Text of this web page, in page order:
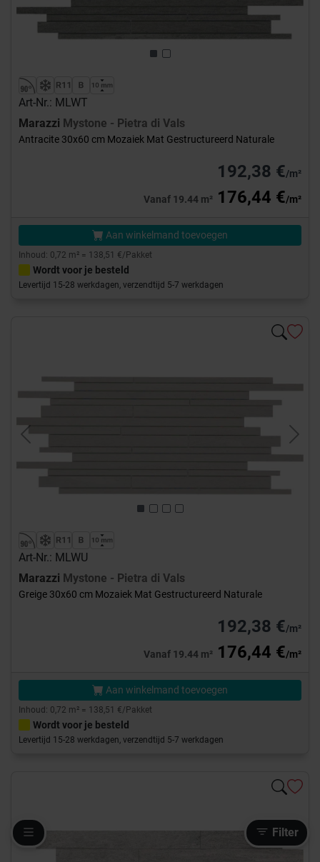
Filter
Art-Nr.: MLWT
Marazzi Mystone - Pietra di Vals
Antracite 30x60 cm Mozaiek Mat Gestructureerd Naturale
192,38 €/m²
Vanaf 19.44 m² 176,44 €/m²
Aan winkelmand toevoegen
Inhoud: 0,72 m² = 138,51 €/Pakket
Wordt voor je besteld
Levertijd 15-28 werkdagen, verzendtijd 5-7 werkdagen
Previous Next
Art-Nr.: MLWU
Marazzi Mystone - Pietra di Vals
Greige 30x60 cm Mozaiek Mat Gestructureerd Naturale
192,38 €/m²
Vanaf 19.44 m² 176,44 €/m²
Aan winkelmand toevoegen
Inhoud: 0,72 m² = 138,51 €/Pakket
Wordt voor je besteld
Levertijd 15-28 werkdagen, verzendtijd 5-7 werkdagen